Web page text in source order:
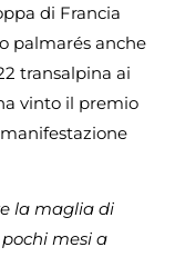
di Francia
palmarés anche
transalpina ai
vinto il premio
la maglia di
mesi a